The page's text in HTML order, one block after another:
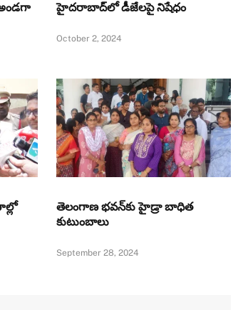
హైదరాబాద్‌లో డీజేలపై నిషేధం
October 2, 2024
తెలంగాణ భవన్‌కు హైడ్రా బాధిత
కుటుంబాలు
September 28, 2024